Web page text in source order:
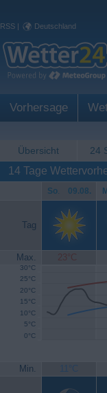
RSS | Deutschland
Vorhersage
Übersicht 24
14 Tage
So. 09.08.
Tag
Max. 23°C
0°C
5°C
10°C
15°C
20°C
25°C
30°C
Min. 11°C